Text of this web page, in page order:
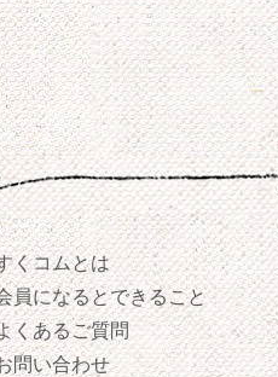
くコムとは
員になるとできること
くあるご質問
問い合わせ